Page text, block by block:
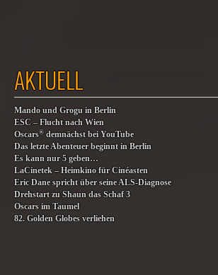
AKTUELL
Mando und Grogu in Berlin
ESC – Flucht nach Wien
Oscars® demnächst bei YouTube
Das letzte Abenteuer beginnt in Berlin
Es kann nur 5 geben…
LaCinetek – Heimkino für Cinéasten
Eric Dane spricht über seine ALS-Diagnose
Drehstart zu Shaun das Schaf 3
Oscars im Taumel
82. Golden Globes verliehen